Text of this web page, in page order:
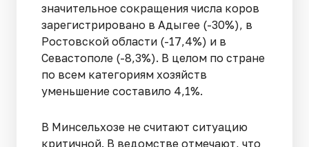
значительное сокращения числа коров
зарегистрировано в Адыгее (-30%), в
Ростовской области (-17,4%) и в
Севастополе (-8,3%). В целом по стране
по всем категориям хозяйств
уменьшение составило 4,1%.
В Минсельхозе не считают ситуацию
критичной. В ведомстве отмечают, что